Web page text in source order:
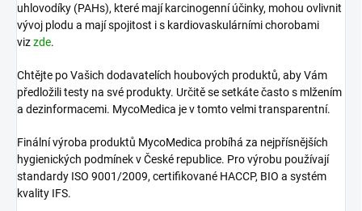
uhlovodíky (PAHs), které mají karcinogenní účinky, mohou ovlivnit
vývoj plodu a mají spojitost i s kardiovaskulárními chorobami
vizzde.
Chtějte po Vašich dodavatelích houbových produktů, aby Vám
předložili testy na své produkty. Určitě se setkáte často s mlžením
a dezinformacemi. MycoMedica je v tomto velmi transparentní.
Finální výroba produktů MycoMedica probíhá za nejpřísnějších
hygienických podmínek v České republice. Pro výrobu používají
standardy ISO 9001/2009, certifikované HACCP, BIO a systém
kvality IFS.